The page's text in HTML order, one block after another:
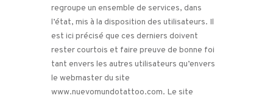
regroupe un ensemble de services, dans
l’état, mis à la disposition des utilisateurs. Il
est ici précisé que ces derniers doivent
rester courtois et faire preuve de bonne foi
tant envers les autres utilisateurs qu’envers
le webmaster du site
www.nuevomundotattoo.com. Le site